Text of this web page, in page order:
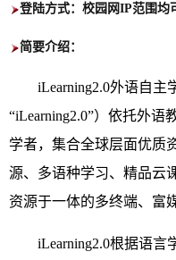
登陆方式：校园网IP范围均
简要介绍：
iLearning2.0外语自主
“iLearning2.0”）依托外
学者，集合全球层面优质
源、多语种学习、精品云
资源于一体的多终端、富
iLearning2.0根据语言